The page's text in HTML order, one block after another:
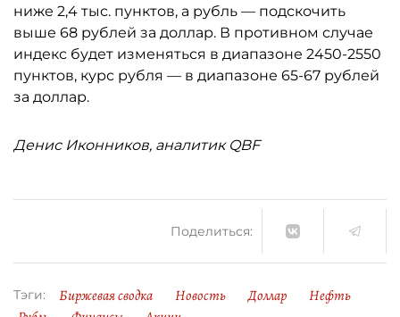
ниже 2,4 тыс. пунктов, а рубль — подскочить
выше 68 рублей за доллар. В противном случае
индекс будет изменяться в диапазоне 2450-2550
пунктов, курс рубля — в диапазоне 65-67 рублей
за доллар.
Денис Иконников, аналитик QBF
Поделиться:
Тэги: Биржевая сводка Новость Доллар
Нефть